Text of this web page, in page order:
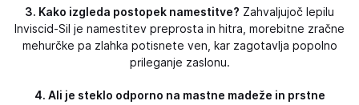
3. Kako izgleda postopek namestitve? Zahvaljujoč lepilu
Inviscid-Sil je namestitev preprosta in hitra, morebitne zračne
mehurčke pa zlahka potisnete ven, kar zagotavlja popolno
prileganje zaslonu.
4. Ali je steklo odporno na mastne madeže in prstne